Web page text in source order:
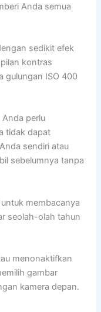
Anda semua
sedikit efek
kontras
gulungan ISO 400
perlu
tidak dapat
sendiri atau
sebelumnya tanpa
membacanya
seolah-olah tahun
menonaktifkan
gambar
kamera depan.